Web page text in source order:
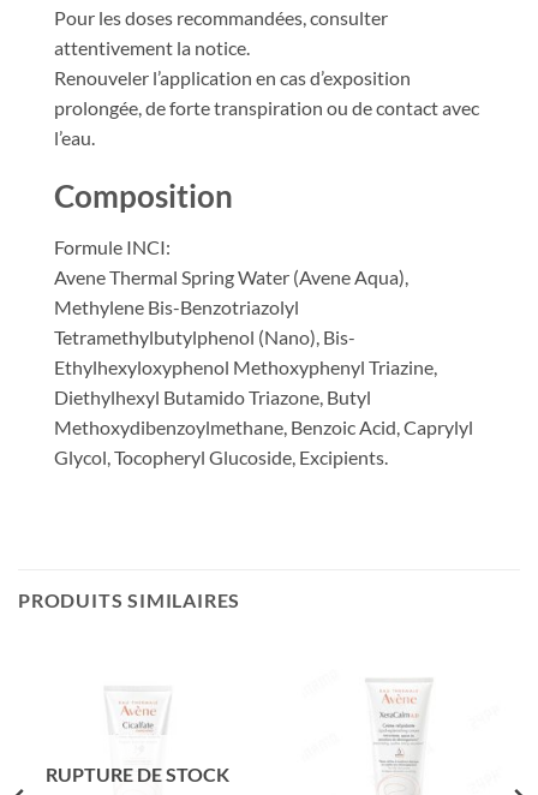
Pour les doses recommandées, consulter
attentivement la notice.
Renouveler l’application en cas d’exposition
prolongée, de forte transpiration ou de contact avec
l’eau.
Composition
Formule INCI:
Avene Thermal Spring Water (Avene Aqua),
Methylene Bis-Benzotriazolyl
Tetramethylbutylphenol (Nano), Bis-
Ethylhexyloxyphenol Methoxyphenyl Triazine,
Diethylhexyl Butamido Triazone, Butyl
Methoxydibenzoylmethane, Benzoic Acid, Caprylyl
Glycol, Tocopheryl Glucoside, Excipients.
PRODUITS SIMILAIRES
RUPTURE DE STOCK